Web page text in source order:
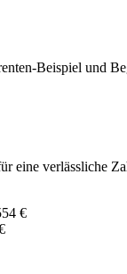
Beispiel und
eine verlässliche
€